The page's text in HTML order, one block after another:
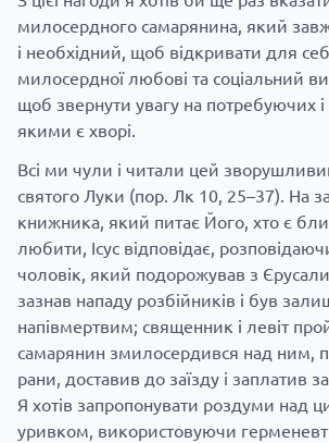
милосердного самарянина, який
і необхідний, щоб відкривати для
милосердної любові та соціальний
щоб звернути увагу на потребуючих
якими є хворі.
Всі ми чули і читали цей
святого Луки (пор. Лк 10, 25–37). На
книжника, який питає Його, хто є
любити, Ісус відповідає,
чоловік, який подорожував з
зазнав нападу розбійників і був
напівмертвим; священник і левіт
самарянин змилосердився над ним,
рани, доставив до заїзду і заплатив
Я хотів запропонувати роздуми над
уривком, використовуючи